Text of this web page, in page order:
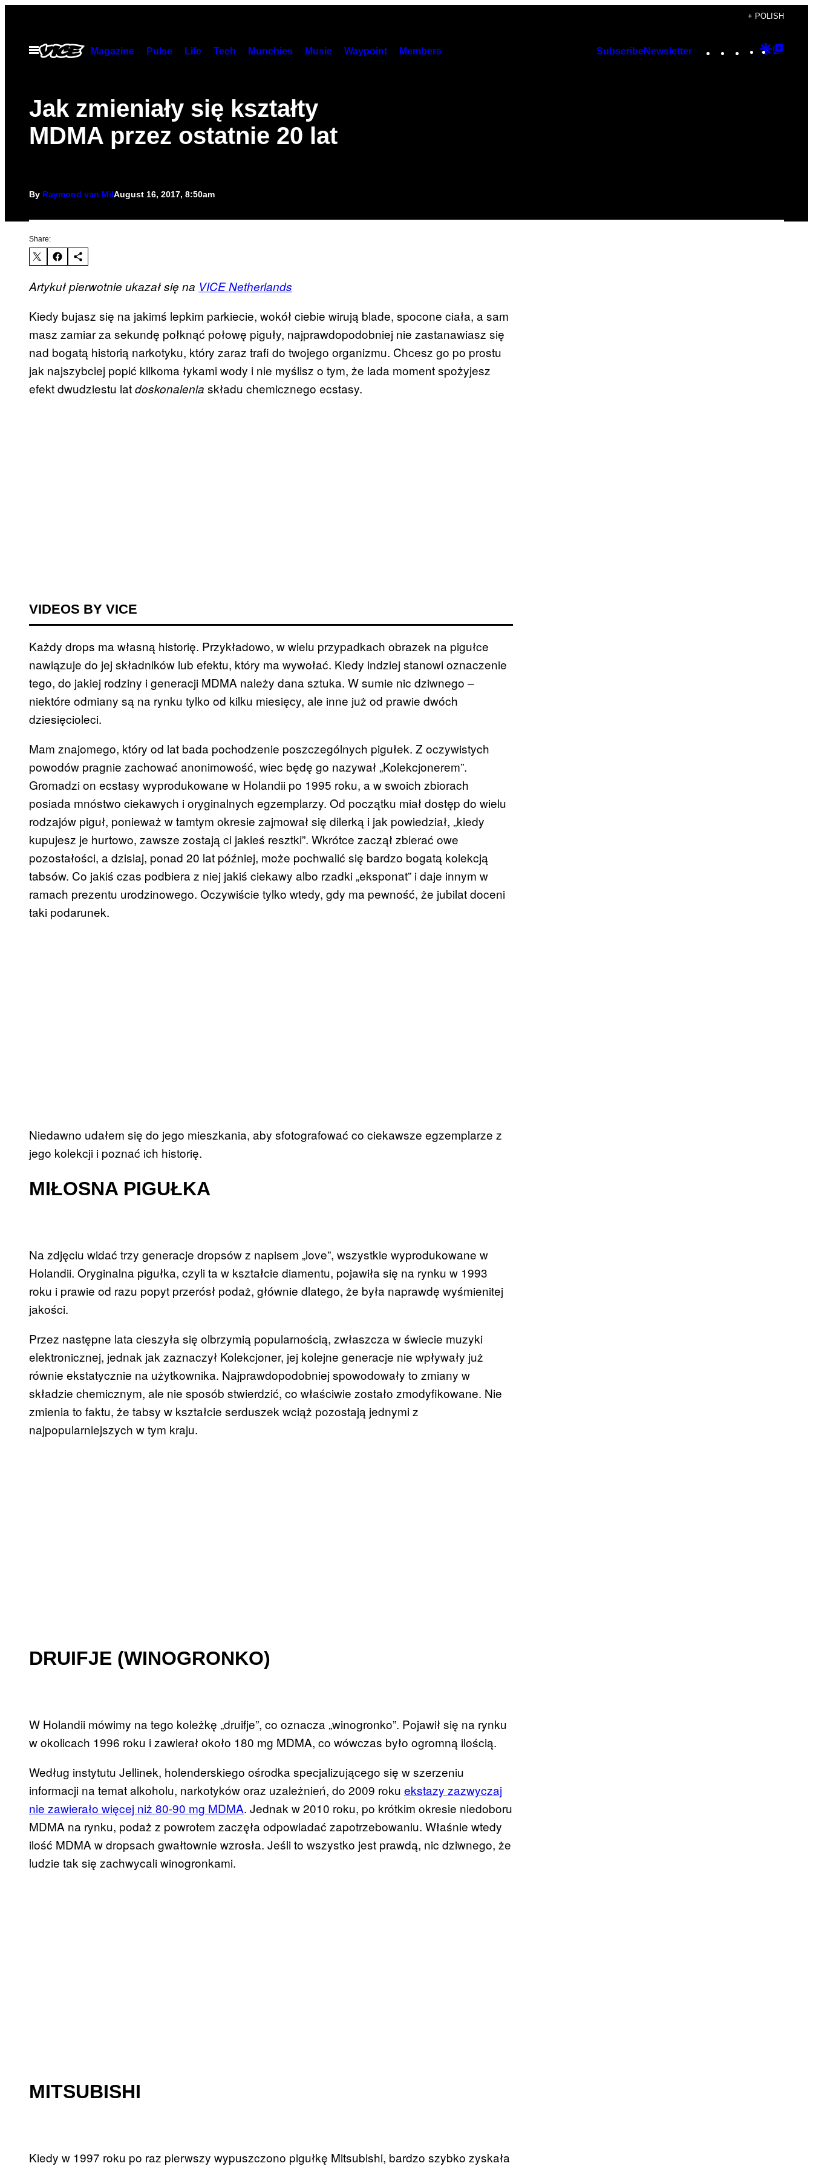
content
+ POLISH
Open
Menu
Magazine Pulse Life Tech Munchies Music Waypoint Members SubscribeNewsletter Instagram
TikTok
YouTube
Google
Jak zmieniały się kształty
MDMA przez ostatnie 20 lat
By Raymond van MilAugust 16, 2017, 8:50am
Share:
Artykuł pierwotnie ukazał się na VICE Netherlands
Kiedy bujasz się na jakimś lepkim parkiecie, wokół ciebie wirują blade, spocone ciała, a sam
masz zamiar za sekundę połknąć połowę piguły, najprawdopodobniej nie zastanawiasz się
nad bogatą historią narkotyku, który zaraz trafi do twojego organizmu. Chcesz go po prostu
jak najszybciej popić kilkoma łykami wody i nie myślisz o tym, że lada moment spożyjesz
efekt dwudziestu latdoskonalenia składu chemicznego ecstasy.
VIDEOS BY VICE
Każdy drops ma własną historię. Przykładowo, w wielu przypadkach obrazek na pigułce
nawiązuje do jej składników lub efektu, który ma wywołać. Kiedy indziej stanowi oznaczenie
tego, do jakiej rodziny i generacji MDMA należy dana sztuka. W sumie nic dziwnego –
niektóre odmiany są na rynku tylko od kilku miesięcy, ale inne już od prawie dwóch
dziesięcioleci.
Mam znajomego, który od lat bada pochodzenie poszczególnych pigułek. Z oczywistych
powodów pragnie zachować anonimowość, wiec będę go nazywał „Kolekcjonerem”.
Gromadzi on ecstasy wyprodukowane w Holandii po 1995 roku, a w swoich zbiorach
posiada mnóstwo ciekawych i oryginalnych egzemplarzy. Od początku miał dostęp do wielu
rodzajów piguł, ponieważ w tamtym okresie zajmował się dilerką i jak powiedział, „kiedy
kupujesz je hurtowo, zawsze zostają ci jakieś resztki”. Wkrótce zaczął zbierać owe
pozostałości, a dzisiaj, ponad 20 lat później, może pochwalić się bardzo bogatą kolekcją
tabsów. Co jakiś czas podbiera z niej jakiś ciekawy albo rzadki „eksponat” i daje innym w
ramach prezentu urodzinowego. Oczywiście tylko wtedy, gdy ma pewność, że jubilat doceni
taki podarunek.
Niedawno udałem się do jego mieszkania, aby sfotografować co ciekawsze egzemplarze z
jego kolekcji i poznać ich historię.
MIŁOSNA PIGUŁKA
Na zdjęciu widać trzy generacje dropsów z napisem „love”, wszystkie wyprodukowane w
Holandii. Oryginalna pigułka, czyli ta w kształcie diamentu, pojawiła się na rynku w 1993
roku i prawie od razu popyt przerósł podaż, głównie dlatego, że była naprawdę wyśmienitej
jakości.
Przez następne lata cieszyła się olbrzymią popularnością, zwłaszcza w świecie muzyki
elektronicznej, jednak jak zaznaczył Kolekcjoner, jej kolejne generacje nie wpływały już
równie ekstatycznie na użytkownika. Najprawdopodobniej spowodowały to zmiany w
składzie chemicznym, ale nie sposób stwierdzić, co właściwie zostało zmodyfikowane. Nie
zmienia to faktu, że tabsy w kształcie serduszek wciąż pozostają jednymi z
najpopularniejszych w tym kraju.
DRUIFJE (WINOGRONKO)
W Holandii mówimy na tego koleżkę „druifje”, co oznacza „winogronko”. Pojawił się na rynku
w okolicach 1996 roku i zawierał około 180 mg MDMA, co wówczas było ogromną ilością.
Według instytutu Jellinek, holenderskiego ośrodka specjalizującego się w szerzeniu
informacji na temat alkoholu, narkotyków oraz uzależnień, do 2009 roku ekstazy zazwyczaj
nie zawierało więcej niż 80-90 mg MDMA. Jednak w 2010 roku, po krótkim okresie niedoboru
MDMA na rynku, podaż z powrotem zaczęła odpowiadać zapotrzebowaniu. Właśnie wtedy
ilość MDMA w dropsach gwałtownie wzrosła. Jeśli to wszystko jest prawdą, nic dziwnego, że
ludzie tak się zachwycali winogronkami.
MITSUBISHI
Kiedy w 1997 roku po raz pierwszy wypuszczono pigułkę Mitsubishi, bardzo szybko zyskała